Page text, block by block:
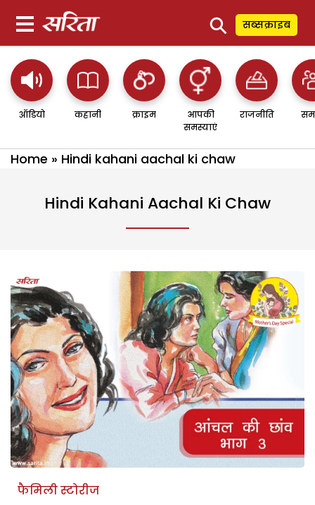
⚲ सब्सक्राइब
ऑडियो कहानी क्राइम
आपकी
समस्याएं
राजनीति
Home » Hindi kahani aachal ki chaw
Hindi Kahani Aachal Ki Chaw
फैमिली स्टोरीज